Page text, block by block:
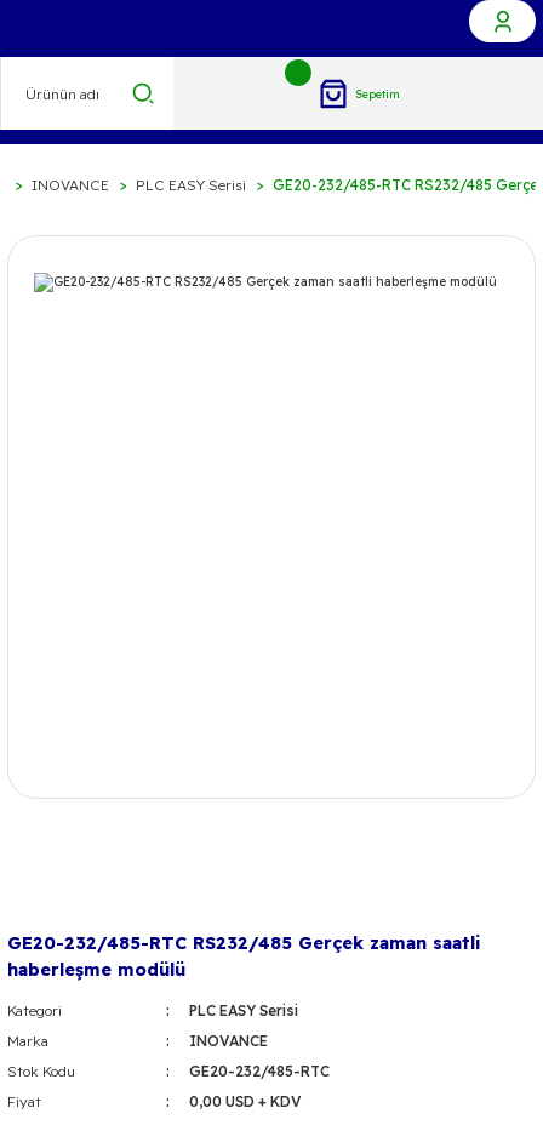
Sepetim
INOVANCE PLC EASY Serisi GE20-232/485-RTC RS232/485
GE20-232/485-RTC RS232/485 Gerçek zaman saatli
haberleşme modülü
Kategori
PLC EASY Serisi
Marka
INOVANCE
Stok Kodu
GE20-232/485-RTC
Fiyat
0,00 USD + KDV